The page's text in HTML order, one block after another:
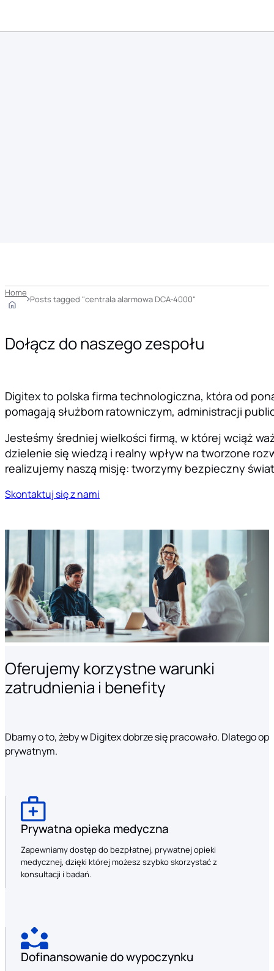
Home
Posts tagged "centrala alarmowa DCA-4000"
Dołącz do naszego zespołu
Digitex to polska firma technologiczna, która od
pomagają służbom ratowniczym, administracji
Jesteśmy średniej wielkości firmą, w której wciąż
dzielenie się wiedzą i realny wpływ na tworzone
realizujemy naszą misję: tworzymy bezpieczny
Skontaktuj się z nami
Oferujemy korzystne warunki
zatrudnienia i benefity
Dbamy o to, żeby w Digitex dobrze się pracowało. Dlatego
prywatnym.
Prywatna opieka medyczna
Zapewniamy dostęp do bezpłatnej, prywatnej opieki
medycznej, dzięki której możesz szybko skorzystać z
konsultacji i badań.
Dofinansowanie do wypoczynku